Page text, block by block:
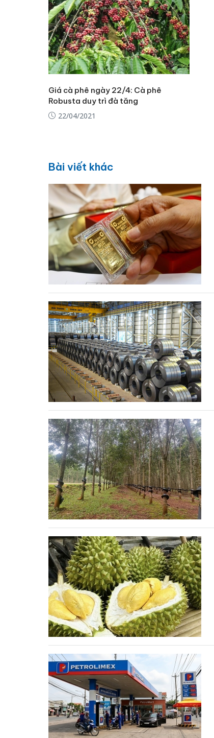
Giá cà phê ngày 22/4: Cà phê
Robusta duy trì đà tăng
22/04/2021
Bài viết khác